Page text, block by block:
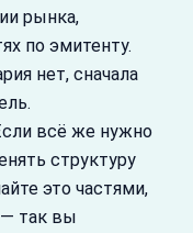
рынка,
по эмитенту.
нет, сначала
всё же нужно
структуру
это частями,
так вы